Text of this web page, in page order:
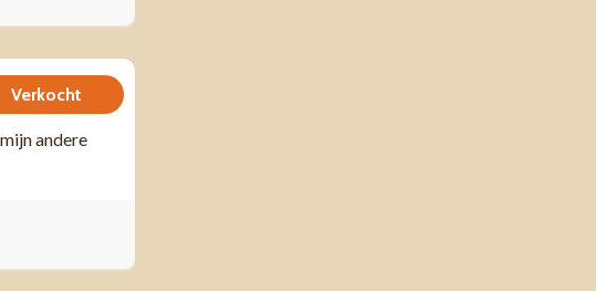
Verkocht
andere